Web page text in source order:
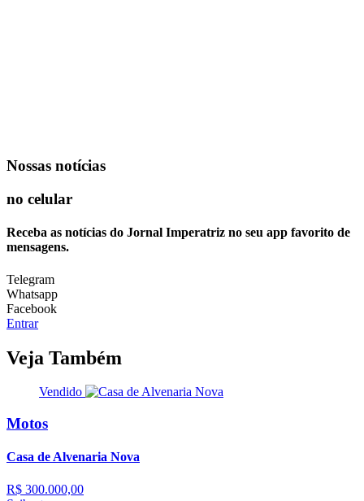
Nossas notícias
no celular
Receba as notícias do Jornal Imperatriz no seu app favorito de
mensagens.
Telegram
Whatsapp
Facebook
Entrar
Veja Também
Vendido
Motos
Casa de Alvenaria Nova
R$ 300.000,00